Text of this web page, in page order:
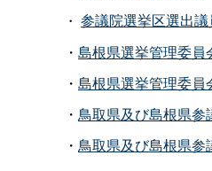
・ 参議院選挙区選出
・ 島根県選挙管理委員
・ 島根県選挙管理委員
・ 鳥取県及び島根県参
・ 鳥取県及び島根県参